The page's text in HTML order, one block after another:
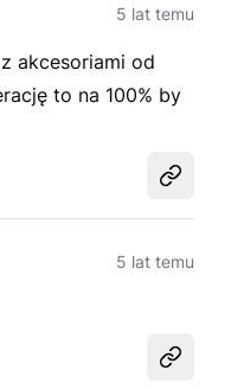
5 lat temu
akcesoriami od
to na 100% by
Udostępnij
5 lat temu
Udostępnij